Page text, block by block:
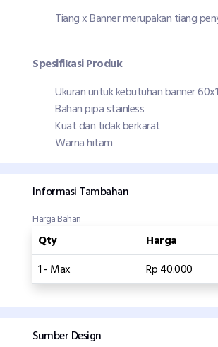
Tiang x Banner merupakan tiang
Spesifikasi Produk
Ukuran untuk kebutuhan banner
Bahan pipa stainless
Kuat dan tidak berkarat
Warna hitam
Informasi Tambahan
Harga Bahan
Qty
Harga
1 - Max
Rp 40.000
Sumber Design